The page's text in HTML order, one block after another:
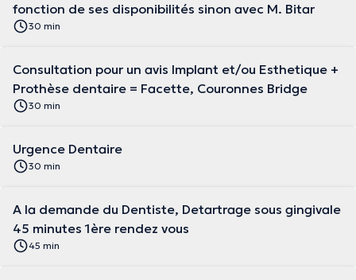
fonction de ses disponibilités sinon avec M. Bitar
30 min
Consultation pour un avis Implant et/ou Esthetique +
Prothèse dentaire = Facette, Couronnes Bridge
30 min
Urgence Dentaire
30 min
A la demande du Dentiste, Detartrage sous gingivale
45 minutes 1ère rendez vous
45 min